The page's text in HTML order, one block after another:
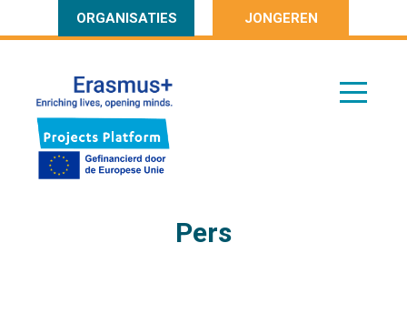
ORGANISATIES JONGEREN
Pers